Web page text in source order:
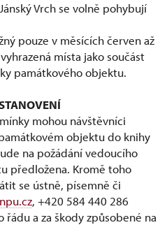
Vrch se volně pohybují
pouze v měsících červen až
místa jako součást
památkového objektu.
mohou návštěvníci
objektu do knihy
na požádání vedoucího
předložena. Kromě toho
se ústně, písemně či
, +420 584 440 286
a za škody způsobené na